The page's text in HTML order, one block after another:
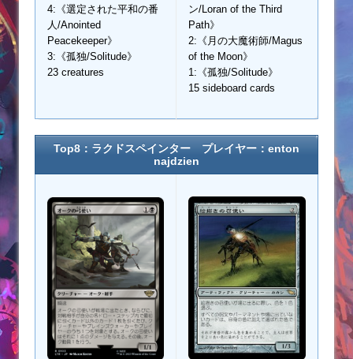
4:《選定された平和の番
人/Anointed
Peacekeeper》
3:《孤独/Solitude》
23 creatures
ン/Loran of the Third
Path》
2:《月の大魔術師/Magus
of the Moon》
1:《孤独/Solitude》
15 sideboard cards
Top8：ラクドスペインター プレイヤー：enton
najdzien